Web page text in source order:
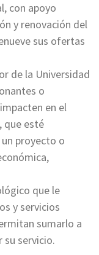
con apoyo
y renovación del
sus ofertas
de la Universidad
o
en el
que esté
proyecto o
que le
y servicios
sumarlo a
su servicio.